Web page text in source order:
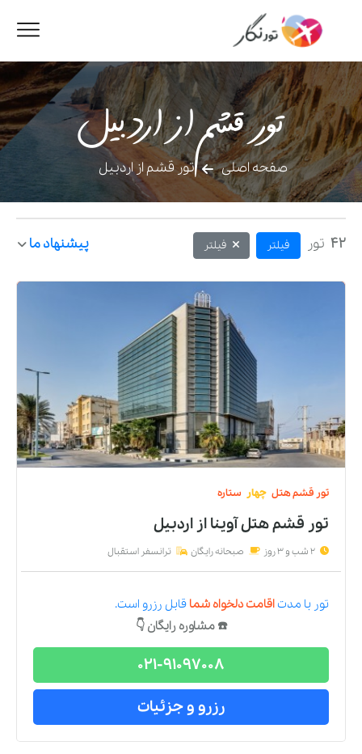
تور قشم از اردبیل
صفحه اصلی تور قشم از اردبیل
42 تور فیلتر فیلتر پیشنهاد ما
تور قشمهتل چهار ستاره
تور قشم هتل آوینااز اردبیل
2 شب و 3 روز صبحانه رایگان ترانسفر استقبال
تور با مدتاقامت دلخواه شما قابل رزرو است.
☎️ مشاوره رایگان 👇
021-91097008
رزرو و جزئیات